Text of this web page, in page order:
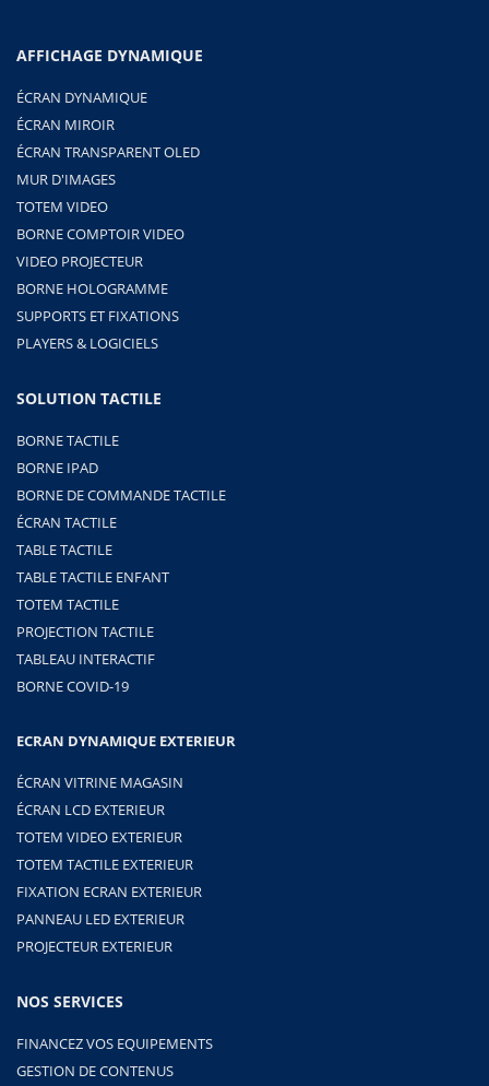
AFFICHAGE DYNAMIQUE
ÉCRAN DYNAMIQUE
ÉCRAN MIROIR
ÉCRAN TRANSPARENT OLED
MUR D'IMAGES
TOTEM VIDEO
BORNE COMPTOIR VIDEO
VIDEO PROJECTEUR
BORNE HOLOGRAMME
SUPPORTS ET FIXATIONS
PLAYERS & LOGICIELS
SOLUTION TACTILE
BORNE TACTILE
BORNE IPAD
BORNE DE COMMANDE TACTILE
ÉCRAN TACTILE
TABLE TACTILE
TABLE TACTILE ENFANT
TOTEM TACTILE
PROJECTION TACTILE
TABLEAU INTERACTIF
BORNE COVID-19
ECRAN DYNAMIQUE EXTERIEUR
ÉCRAN VITRINE MAGASIN
ÉCRAN LCD EXTERIEUR
TOTEM VIDEO EXTERIEUR
TOTEM TACTILE EXTERIEUR
FIXATION ECRAN EXTERIEUR
PANNEAU LED EXTERIEUR
PROJECTEUR EXTERIEUR
NOS SERVICES
FINANCEZ VOS EQUIPEMENTS
GESTION DE CONTENUS